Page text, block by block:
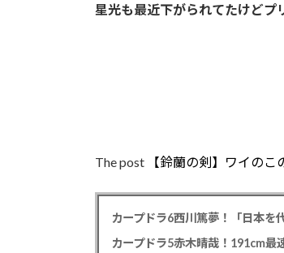
星光も最近下がられてたけどプ
The post 【鈴蘭の剣】ワイの
カープドラ6西川篤夢！「日本を
カープドラ5赤木晴哉！191cm最